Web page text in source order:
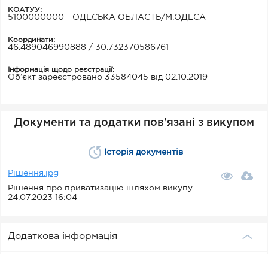
КОАТУУ:
5100000000 - ОДЕСЬКА ОБЛАСТЬ/М.ОДЕСА
Координати:
46.489046990888 / 30.732370586761
Інформація щодо реєстрації:
Об’єкт зареєстровано 33584045 від 02.10.2019
Документи та додатки пов'язані з викупом
Історія документів
Рішення.jpg
Рішення про приватизацію шляхом викупу
24.07.2023 16:04
Додаткова інформація